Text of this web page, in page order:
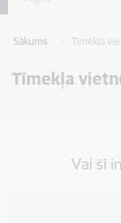
Sākums Tīmekļa
Tīmekļa
Vai šī